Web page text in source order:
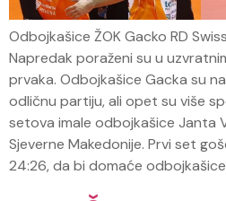
Odbojkašice ŽOK Gacko RD
Napredak poraženi su u
prvaka. Odbojkašice Gacka su
odličnu partiju, ali opet su više
setova imale odbojkašice Janta
Sjeverne Makedonije. Prvi set
24:26, da bi domaće